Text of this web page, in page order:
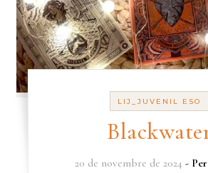
LIJ_JUVENIL ESO
20 de novembre de 2024 - Per